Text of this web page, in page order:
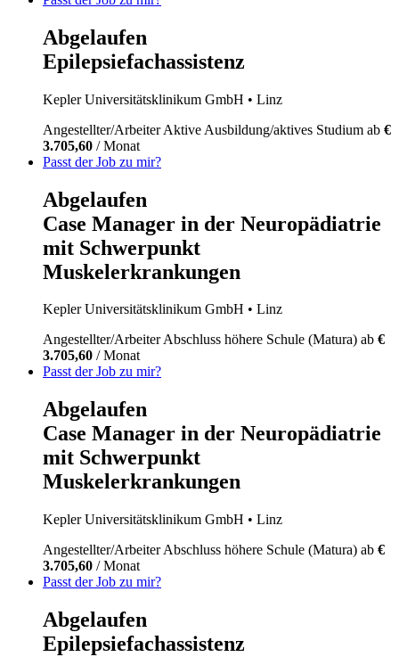
Abgelaufen
Epilepsiefachassistenz
Kepler Universitätsklinikum GmbH • Linz
Angestellter/ArbeiterAktive Ausbildung/aktives Studium ab €
3.705,60 / Monat
Passt der Job zu mir?
Abgelaufen
Case Manager in der Neuropädiatrie
mit Schwerpunkt
Muskelerkrankungen
Kepler Universitätsklinikum GmbH • Linz
Angestellter/ArbeiterAbschluss höhere Schule (Matura) ab €
3.705,60 / Monat
Passt der Job zu mir?
Abgelaufen
Case Manager in der Neuropädiatrie
mit Schwerpunkt
Muskelerkrankungen
Kepler Universitätsklinikum GmbH • Linz
Angestellter/ArbeiterAbschluss höhere Schule (Matura) ab €
3.705,60 / Monat
Passt der Job zu mir?
Abgelaufen
Epilepsiefachassistenz